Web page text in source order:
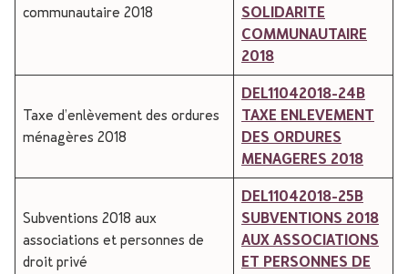
communautaire 2018
SOLIDARITE
COMMUNAUTAIRE
2018
Taxe d’enlèvement des ordures
ménagères 2018
DEL11042018-24B
TAXE ENLEVEMENT
DES ORDURES
MENAGERES 2018
Subventions 2018 aux
associations et personnes de
droit privé
DEL11042018-25B
SUBVENTIONS 2018
AUX ASSOCIATIONS
ET PERSONNES DE